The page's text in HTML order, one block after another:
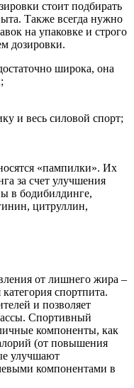
стоит подбирать
Также всегда нужно
на упаковке и строго
дозировки.
широка, она
и весь силовой спорт;
«пампилки». Их
за счет улучшения
в бодибилдинге,
цитруллин,
от лишнего жира –
спортпита.
и позволяет
Спортивный
компоненты, как
(от повышения
улучшают
компонентами в